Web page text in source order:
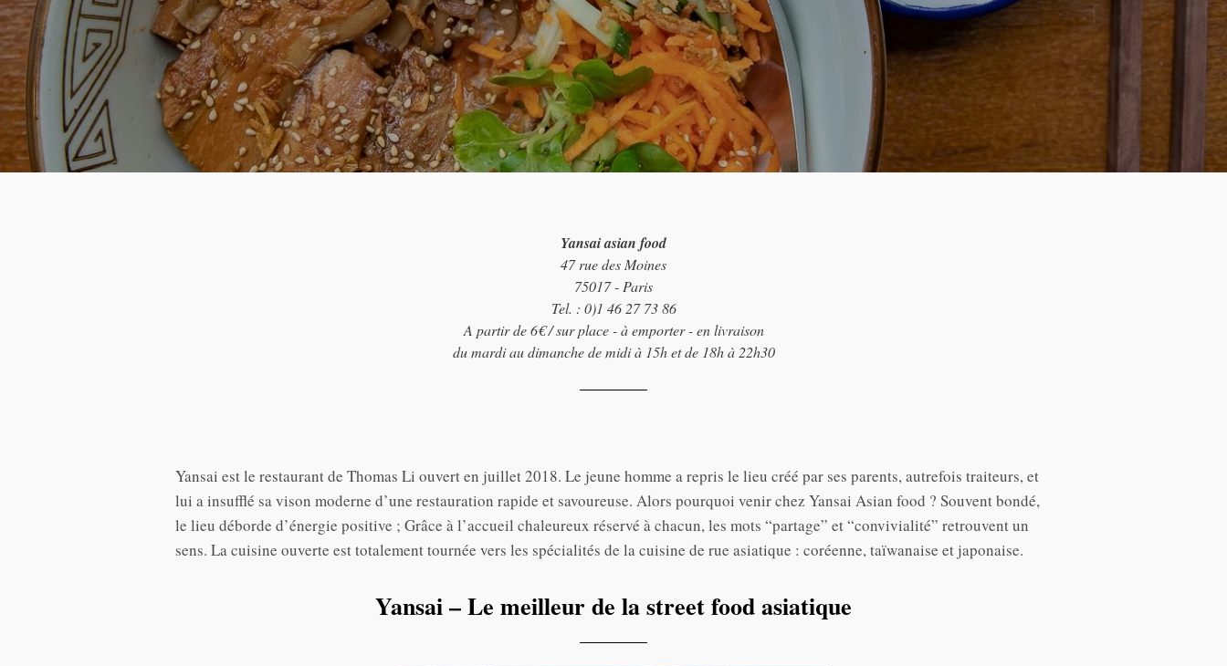
Yansai asian food
47 rue des Moines
75017 - Paris
Tel. : 0)1 46 27 73 86
A partir de 6€ / sur place - à emporter - en livraison
du mardi au dimanche de midi à 15h et de 18h à 22h30
Yansai est le restaurant de Thomas Li ouvert en juillet 2018. Le jeune homme a repris le lieu créé par ses parents, autrefois traiteurs, et
lui a insufflé sa vison moderne d’une restauration rapide et savoureuse. Alors pourquoi venir chez Yansai Asian food ? Souvent bondé,
le lieu déborde d’énergie positive ; Grâce à l’accueil chaleureux réservé à chacun, les mots “partage” et “convivialité” retrouvent un
sens. La cuisine ouverte est totalement tournée vers les spécialités de la cuisine de rue asiatique : coréenne, taïwanaise et japonaise.
Yansai – Le meilleur de la street food asiatique